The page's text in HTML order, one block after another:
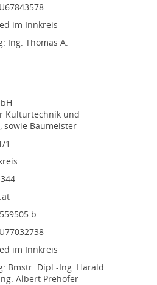
im Innkreis
Ing. Thomas A.
Kulturtechnik und
sowie Baumeister
1
b
im Innkreis
Bmstr. Dipl.-Ing. Harald
Albert Prehofer